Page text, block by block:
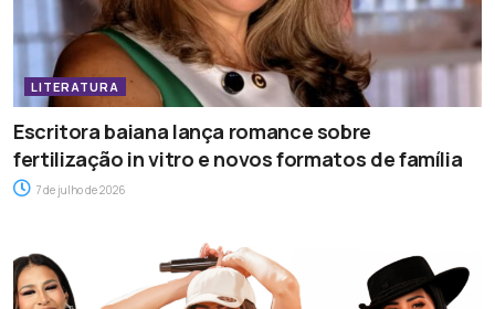
LITERATURA
Escritora baiana lança romance sobre
fertilização in vitro e novos formatos de família
7 de julho de 2026